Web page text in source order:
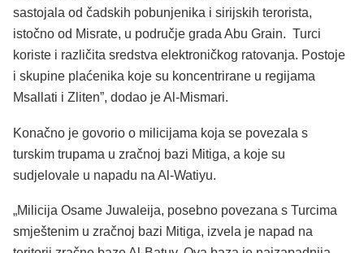
sastojala od čadskih pobunjenika i sirijskih terorista,
istočno od Misrate, u područje grada Abu Grain. Turci
koriste i različita sredstva elektroničkog ratovanja. Postoje
i skupine plaćenika koje su koncentrirane u regijama
Msallati i Zliten”, dodao je Al-Mismari.
Konačno je govorio o milicijama koja se povezala s
turskim trupama u zračnoj bazi Mitiga, a koje su
sudjelovale u napadu na Al-Watiyu.
„Milicija Osame Juwaleija, posebno povezana s Turcima
smještenim u zračnoj bazi Mitiga, izvela je napad na